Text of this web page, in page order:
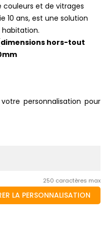
et de vitrages
10 ans, est une solution
hors-tout
personnalisation pour
250 caractères max
LA PERSONNALISATION